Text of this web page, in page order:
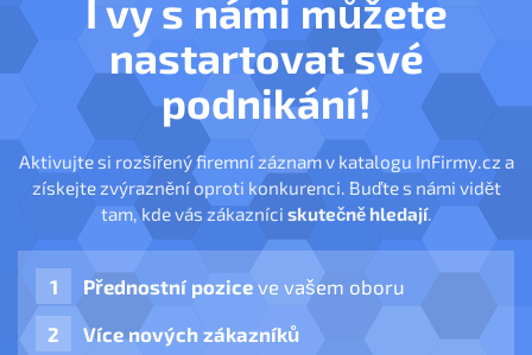
I vy s námi můžete
nastartovat své
podnikání!
Aktivujte si rozšířený firemní záznam v katalogu InFirmy.cz a
získejte zvýraznění oproti konkurenci. Buďte s námi vidět
tam, kde vás zákazníci skutečně hledají.
Přednostní pozice ve vašem oboru
Více nových zákazníků